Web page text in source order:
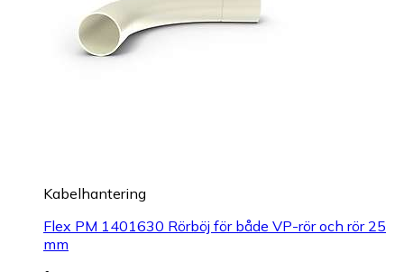
Kabelhantering
Flex PM 1401630 Rörböj för både VP-rör och rör 25
mm